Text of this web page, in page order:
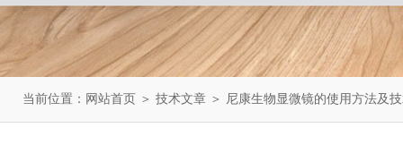
当前位置： 网站首页 ＞ 技术文章 ＞ 尼康生物显微镜的使用方法及